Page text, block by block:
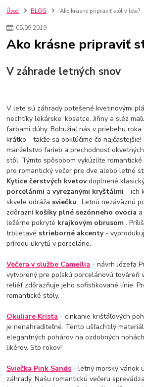
kuchynské batérie sagittarius
kuchynské batérie
kuchynské drezy sety
kúpelňové batérie
vodovodné batérie do kúpelne
vodovodné batérie blanco
vodovodné batérie do
Zápustné umývadlá
sprchový záves
čierna kúpelňová batéria
vaňa retro
voľne
retro kúpeľne
Nákup tovaru pre firmy bez DPH
Ako znížiť náklady
Ako znížiť náklady na firmu
szco nakup bez dph nakupovanie na firmu bez dph
Úvod BLOG Ako krásne pripraviť stôl v lete?
05.09.2019
Ako krásne pripraviť
V záhrade letných snov
V lete sú záhrady potešené kvetinovými
nechtíky lekárske, kosatce, Jiřiny a sléz
farbami dúhy. Bohužiaľ nás v priebehu
krátko - takže sa obkľúčime čo
manželstvo farieb a prechodnosť
stôl. Týmto spôsobom vykúzlíte
pre romantický večer pre dve alebo letné
Kytice čerstvých kvetovdoplnené
porcelánmi avyrezanými kryštálmi - ich
skvele odráža sviečku. Letnú nezáväznú
zdôrazní košíky plné sezónneho ovocia a
ležérne pokryté krajkovým obrusom.
trblietavé strieborné akcenty -
prírodu ukrytú v porceláne.
Večera v službe Camellia - návrh Józefa
vytvorený pre poľskú porcelánovú továreň
reliéf zdôrazňuje jeho sofistikované línie.
romantické stoly.
Okuliare Krista - cinkanie krištáľových
je nenahraditeľné. Tento ušľachtilý
elegantných pohárov na ozdobných
likérov. Sto rokov!
Sviečka Pink Sands - letný morský vánok
záhrady. Našu romantickú večeru